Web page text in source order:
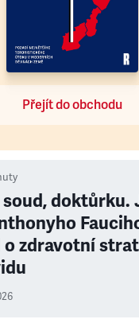
Přejít do obchodu
doktůrku.
zdravotní